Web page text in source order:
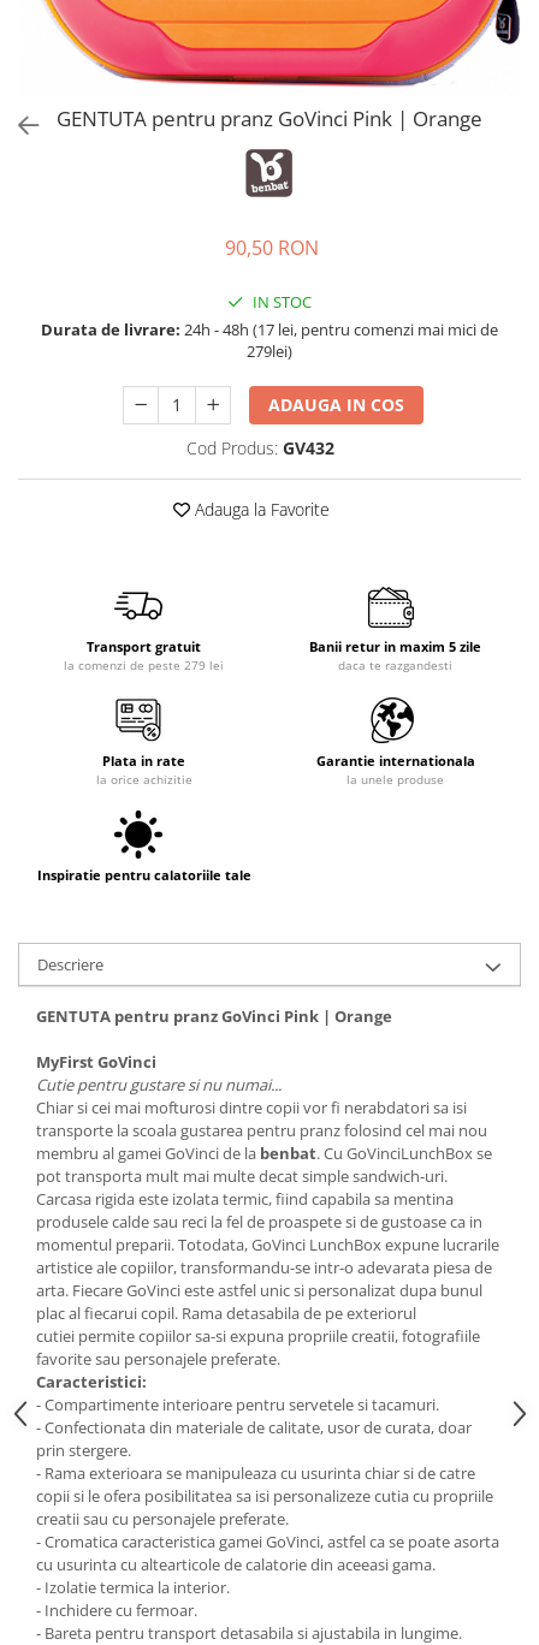
Huse troler
Business Travel
BorseteGENTUTA pentru pranz GoVinci Pink | Orange
90,50 RON
IN STOC
Durata de livrare: 24h - 48h (17 lei, pentru comenzi mai mici de
279lei)
ADAUGA IN COS
Cod Produs: GV432
Adauga la Favorite
Transport gratuit
la comenzi de peste 279 lei
Banii retur in maxim 5 zile
daca te razgandesti
Plata in rate
la orice achizitie
Garantie internationala
la unele produse
Inspiratie pentru calatoriile tale
Descriere
GENTUTA pentru pranz GoVinci Pink | Orange
MyFirst GoVinci
Cutie pentru gustare si nu numai...
Chiar si cei mai mofturosi dintre copii vor fi nerabdatori sa isi
transporte la scoala gustarea pentru pranz folosind cel mai nou
membru al gamei GoVinci de la benbat. Cu GoVinciLunchBox se
pot transporta mult mai multe decat simple sandwich-uri.
Carcasa rigida este izolata termic, fiind capabila sa mentina
produsele calde sau reci la fel de proaspete si de gustoase ca in
momentul preparii. Totodata, GoVinci LunchBox expune lucrarile
artistice ale copiilor, transformandu-se intr-o adevarata piesa de
arta. Fiecare GoVinci este astfel unic si personalizat dupa bunul
plac al fiecarui copil. Rama detasabila de pe exteriorul
cutiei permite copiilor sa-si expuna propriile creatii, fotografiile
favorite sau personajele preferate.
Caracteristici:
- Compartimente interioare pentru servetele si tacamuri.
- Confectionata din materiale de calitate, usor de curata, doar
prin stergere.
- Rama exterioara se manipuleaza cu usurinta chiar si de catre
copii si le ofera posibilitatea sa isi personalizeze cutia cu propriile
creatii sau cu personajele preferate.
- Cromatica caracteristica gamei GoVinci, astfel ca se poate asorta
cu usurinta cu altearticole de calatorie din aceeasi gama.
- Izolatie termica la interior.
- Inchidere cu fermoar.
- Bareta pentru transport detasabila si ajustabila in lungime.